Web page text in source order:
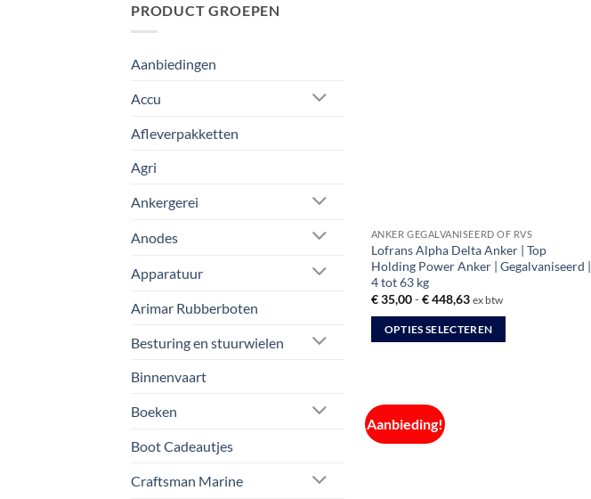
PRODUCT GROEPEN
Aanbiedingen
Accu
Afleverpakketten
Agri
Ankergerei
Anodes
Apparatuur
Arimar Rubberboten
Besturing en stuurwielen
Binnenvaart
Boeken
Boot Cadeautjes
Craftsman Marine
ANKER GEGALVANISEERD OF RVS
Lofrans Alpha Delta Anker | Top
Holding Power Anker | Gegalvaniseerd |
4 tot 63 kg
€35,00-€448,63Prijsklasse:
tot
€ 448,63
ex btw
OPTIES SELECTEREN
meerdere
variaties.
Aanbieding!